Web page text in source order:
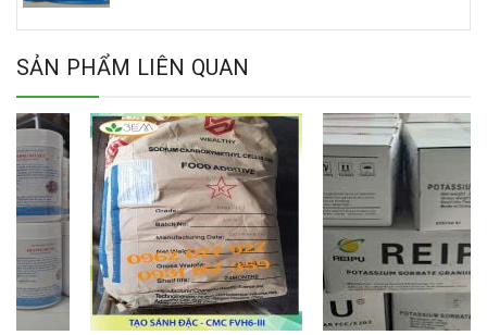
SẢN PHẨM LIÊN QUAN